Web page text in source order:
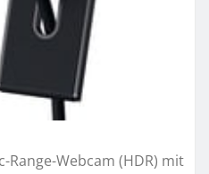
Range-Webcam (HDR) mit